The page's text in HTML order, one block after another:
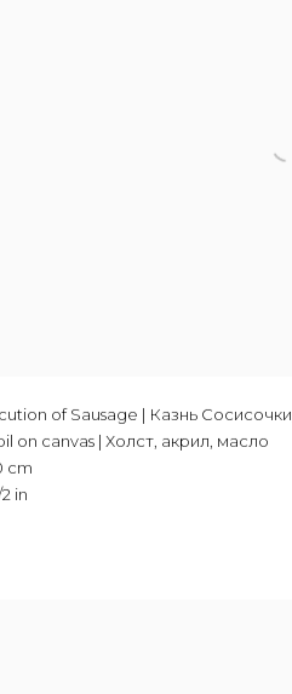
of Sausage | Казнь Сосисочки
on canvas | Холст, акрил, масло
cm
in